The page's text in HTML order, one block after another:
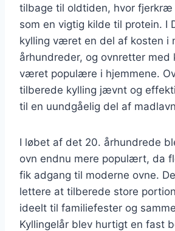
tilbage til oldtiden, hvor
som en vigtig kilde til protein. I
kylling været en del af kosten i
århundreder, og ovnretter med
været populære i hjemmene.
tilberede kylling jævnt og
til en uundgåelig del af
I løbet af det 20. århundrede
ovn endnu mere populært, da
fik adgang til moderne ovne.
lettere at tilberede store
ideelt til familiefester og
Kyllingelår blev hurtigt en fast